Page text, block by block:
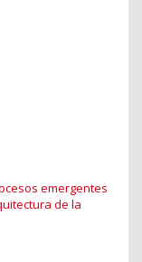
emergentes
de la